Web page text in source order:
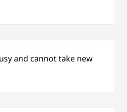
and cannot take new